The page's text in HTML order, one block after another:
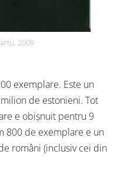
2009
exemplare. Este un
de estonieni. Tot
e obișnuit pentru 9
800 de exemplare e un
români (inclusiv cei din